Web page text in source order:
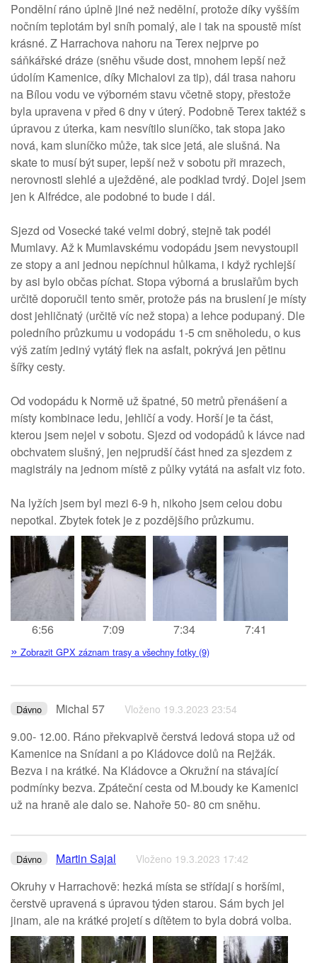
Pondělní ráno úplně jiné než nedělní, protože díky vyšším
nočním teplotám byl sníh pomalý, ale i tak na spoustě míst
krásné. Z Harrachova nahoru na Terex nejprve po
sáňkářské dráze (sněhu všude dost, mnohem lepší než
údolím Kamenice, díky Michalovi za tip), dál trasa nahoru
na Bílou vodu ve výborném stavu včetně stopy, přestože
byla upravena v před 6 dny v úterý. Podobně Terex taktéž s
úpravou z úterka, kam nesvítilo sluníčko, tak stopa jako
nová, kam sluníčko může, tak sice jetá, ale slušná. Na
skate to musí být super, lepší než v sobotu při mrazech,
nerovnosti slehlé a uježděné, ale podklad tvrdý. Dojel jsem
jen k Alfrédce, ale podobné to bude i dál.
Sjezd od Vosecké také velmi dobrý, stejně tak podél
Mumlavy. Až k Mumlavskému vodopádu jsem nevystoupil
ze stopy a ani jednou nepíchnul hůlkama, i když rychlejší
by asi bylo občas píchat. Stopa výborná a bruslařům bych
určitě doporučil tento směr, protože pás na bruslení je místy
dost jehličnatý (určitě víc než stopa) a lehce podupaný. Dle
poledního průzkumu u vodopádu 1-5 cm sněholedu, o kus
výš zatím jediný vytátý flek na asfalt, pokrývá jen pětinu
šířky cesty.
Od vodopádu k Normě už špatné, 50 metrů přenášení a
místy kombinace ledu, jehličí a vody. Horší je ta část,
kterou jsem nejel v sobotu. Sjezd od vodopádů k lávce nad
obchvatem slušný, jen nejprudší část hned za sjezdem z
magistrály na jednom místě z půlky vytátá na asfalt viz foto.
Na lyžích jsem byl mezi 6-9 h, nikoho jsem celou dobu
nepotkal. Zbytek fotek je z pozdějšího průzkumu.
6:56 7:09 7:34 7:41
» Zobrazit GPX záznam trasy a všechny fotky (9)
Dávno Michal 57 Vloženo 19.3.2023 23:54
9.00- 12.00. Ráno překvapivě čerstvá ledová stopa už od
Kamenice na Snídani a po Kládovce dolů na Rejžák.
Bezva i na krátké. Na Kládovce a Okružní na stávající
podmínky bezva. Zpáteční cesta od M.boudy ke Kamenici
už na hraně ale dalo se. Nahoře 50- 80 cm sněhu.
Dávno Martin Sajal Vloženo 19.3.2023 17:42
Okruhy v Harrachově: hezká místa se střídají s horšími,
čerstvě upravená s úpravou týden starou. Sám bych jel
jinam, ale na krátké projetí s dítětem to byla dobrá volba.